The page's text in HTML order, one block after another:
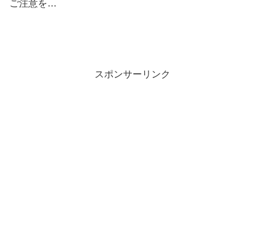
ご注意を…
スポンサーリンク